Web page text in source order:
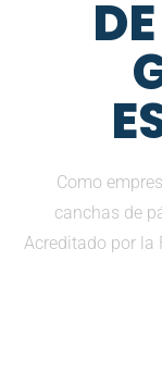
Como
canchas de
Acreditado por la